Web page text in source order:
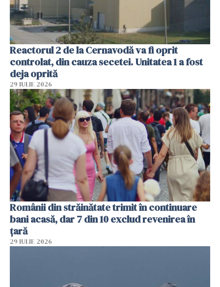
Reactorul 2 de la Cernavodă va fi oprit
controlat, din cauza secetei. Unitatea 1 a fost
deja oprită
29 IULIE 2026
Românii din străinătate trimit în continuare
bani acasă, dar 7 din 10 exclud revenirea în
țară
29 IULIE 2026